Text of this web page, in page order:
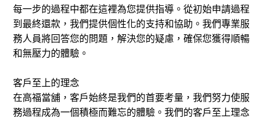
每一步的過程中都在這裡為您提供指導。從初始申請過程
到最終還款，我們提供個性化的支持和協助。我們專業服
務人員將回答您的問題，解決您的疑慮，確保您獲得順暢
和無壓力的體驗。
客戶至上的理念
在高福當舖，客戶始終是我們的首要考量，我們努力使服
務過程成為一個積極而難忘的體驗。我們的客戶至上理念